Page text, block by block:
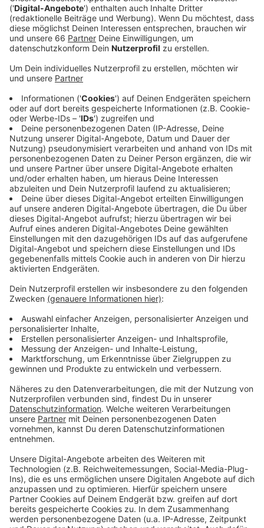
Veröffentlicht:Donnerstag, 09.12.2021 04:44
Das sorgt für eine hohe Belastung der
Intensivstationen in Düsseldorfs Kliniken. Von den rund
270 Betten waren am Mittwochabend nur neun frei.
Das hat Konsequenzen. Die Uni-Klinik warnt sogar auf
ihrer Homepage davor, dass nicht-dringliche
Behandlungen in einigen Fällen verschoben werden
müssen und dass nicht immer gewährleistet ist, dass
Patienten auf Intensivstationen einen Platz finden.
Ähnlich sieht es auch in anderen Düsseldorfer
Krankenhäusern aus.
Anzeige
Weitere Infos und Links zum Thema:
Zur aktuellen Lage auf den Intensivstationen in
Deutschland
Hier informiert die Stadt Düsseldorf über die
Corona-Lage in Düsseldorf
Informationen der Uni-Klinik zur aktuellen Corona-
Lage an dem Krankenhaus in Bilk
Anzeige